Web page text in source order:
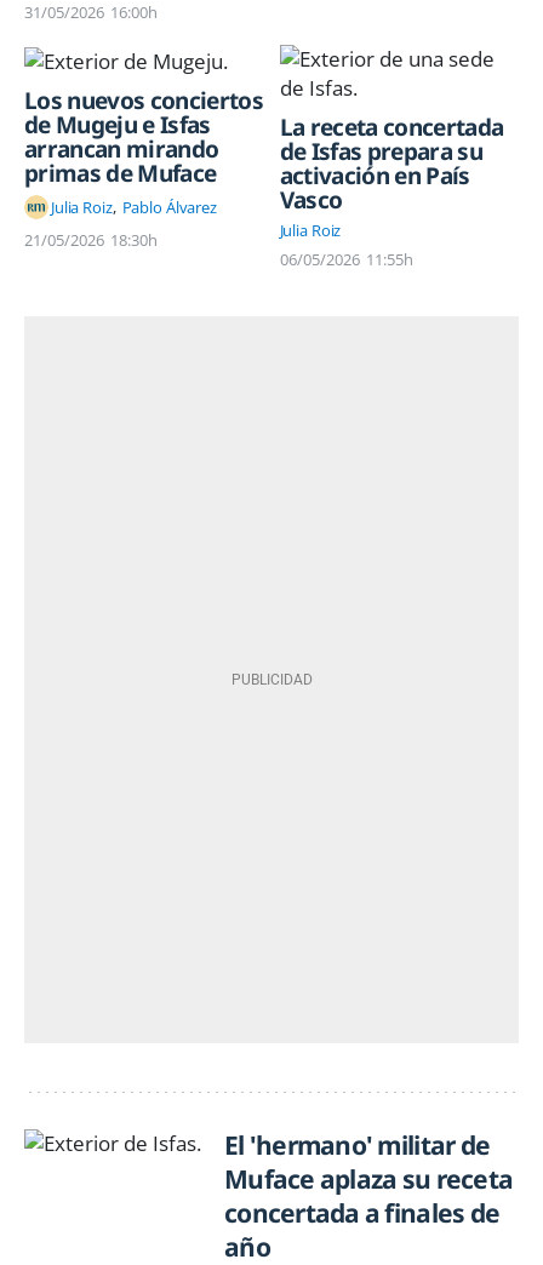
31/05/2026 16:00h
Los nuevos conciertos
de Mugeju e Isfas
arrancan mirando
primas de Muface
Julia Roiz Pablo Álvarez
21/05/2026 18:30h
La receta concertada
de Isfas prepara su
activación en País
Vasco
Julia Roiz
06/05/2026 11:55h
El 'hermano' militar de
Muface aplaza su receta
concertada a finales de
año